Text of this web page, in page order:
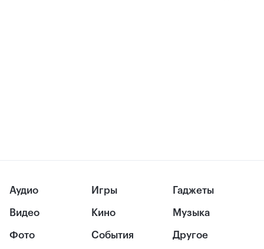
Аудио
Видео
Фото
Игры
Кино
События
Гаджеты
Музыка
Другое